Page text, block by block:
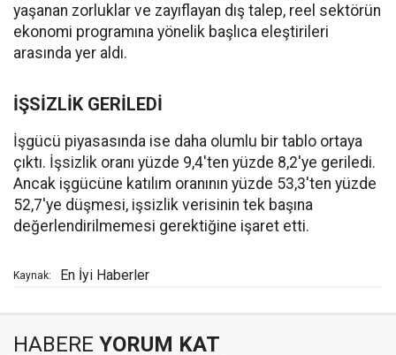
yaşanan zorluklar ve zayıflayan dış talep, reel sektörün
ekonomi programına yönelik başlıca eleştirileri
arasında yer aldı.
İŞSİZLİK GERİLEDİ
İşgücü piyasasında ise daha olumlu bir tablo ortaya
çıktı. İşsizlik oranı yüzde 9,4'ten yüzde 8,2'ye geriledi.
Ancak işgücüne katılım oranının yüzde 53,3'ten yüzde
52,7'ye düşmesi, işsizlik verisinin tek başına
değerlendirilmemesi gerektiğine işaret etti.
Kaynak: En İyi Haberler
HABERE YORUM KAT